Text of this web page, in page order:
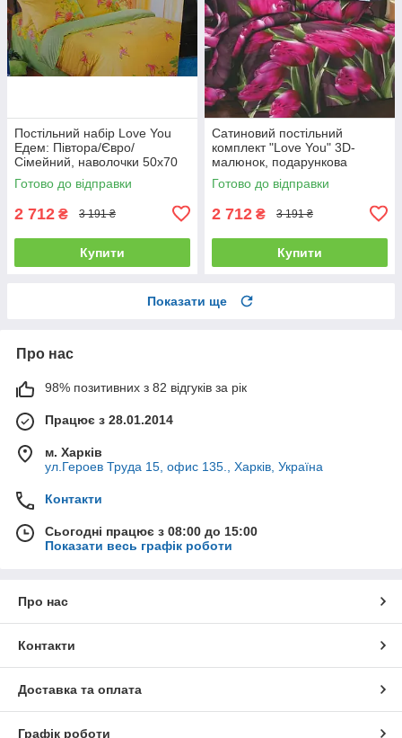
Постільний набір Love You
Едем: Півтора/Євро/
Сімейний, наволочки 50x70
полуторний
Готово до відправки
2 712 ₴ 3 191 ₴
Купити
Сатиновий постільний
комплект "Love You" 3D-
малюнок, подарункова
упаковка полуторний
Готово до відправки
2 712 ₴ 3 191 ₴
Купити
Показати ще
Про нас
98% позитивних з 82 відгуків за рік
Працює з 28.01.2014
м. Харків
ул.Героев Труда 15, офис 135., Харків, Україна
Контакти
Сьогодні працює з 08:00 до 15:00
Показати весь графік роботи
Про нас
Контакти
Доставка та оплата
Графік роботи